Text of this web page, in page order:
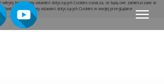
witryny bez zmiany ustawień dotyczących Cookies oznacza, że będą one zamieszczane w
dokonać zmiany ustawień dotyczących Cookies w swojej przeglądarce
Menu